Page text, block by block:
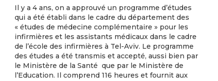
Il y a 4 ans, on a approuvé un programme d’études
qui a été établi dans le cadre du département des
« études de médecine complémentaire » pour les
infirmières et les assistants médicaux dans le cadre
de l’école des infirmières à Tel-Aviv. Le programme
des études a été transmis et accepté, aussi bien par
le Ministère de la Santé que par le Ministère de
l’Education. Il comprend 116 heures et fournit aux